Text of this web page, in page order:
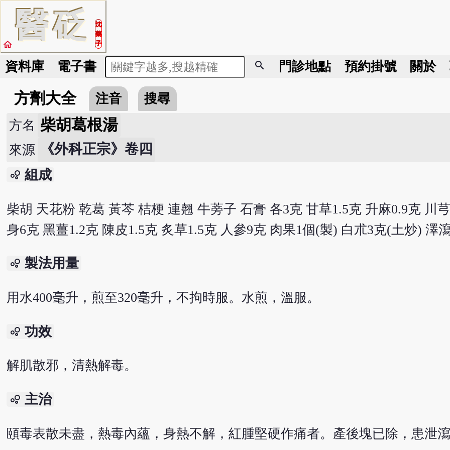
醫砭
沈
藥
子
home
資料庫 電子書 search 門診地點 預約掛號 關於
方劑大全 注音 搜尋
方名 柴胡葛根湯
來源 《外科正宗》卷四
bubble_chart 組成
柴胡 天花粉 乾葛 黃芩 桔梗 連翹 牛蒡子 石膏 各3克 甘草1.5克 升麻0.9克 川
身6克 黑薑1.2克 陳皮1.5克 炙草1.5克 人參9克 肉果1個(製) 白朮3克(土炒) 澤
bubble_chart 製法用量
用水400毫升，煎至320毫升，不拘時服。水煎，溫服。
bubble_chart 功效
解肌散邪，清熱解毒。
bubble_chart 主治
頤毒表散未盡，熱毒內蘊，身熱不解，紅腫堅硬作痛者。產後塊已除，患泄瀉